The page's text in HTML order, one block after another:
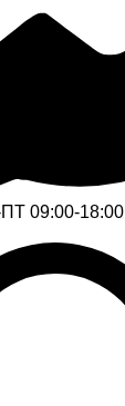
09:00-18:00